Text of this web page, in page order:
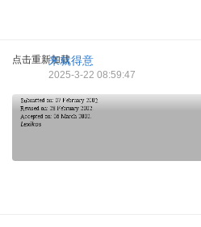
点击重新加载来就得意
2025-3-22 08:59:47